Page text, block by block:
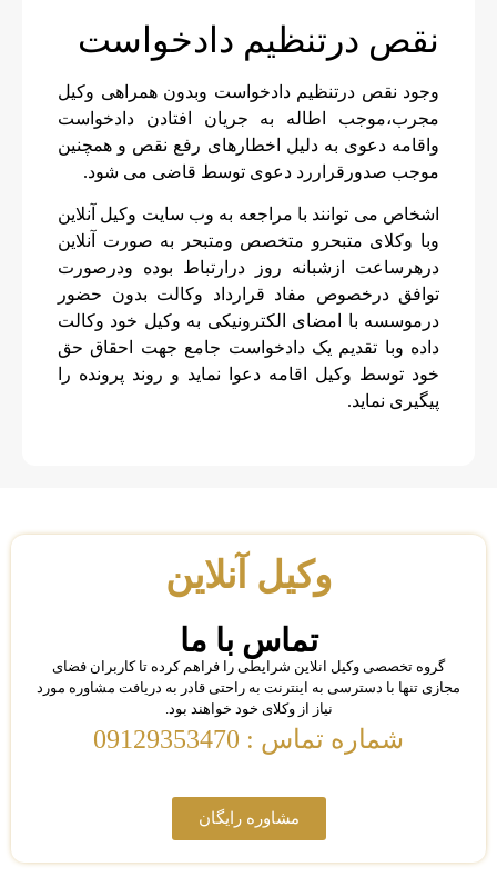
نقص درتنظیم دادخواست
وجود نقص درتنظیم دادخواست وبدون همراهی وکیل
مجرب،موجب اطاله به جریان افتادن دادخواست
واقامه دعوی به دلیل اخطارهای رفع نقص و همچنین
موجب صدورقراررد دعوی توسط قاضی می شود.
اشخاص می توانند با مراجعه به وب سایت وکیل آنلاین
وبا وکلای متبحرو متخصص ومتبحر به صورت آنلاین
درهرساعت ازشبانه روز درارتباط بوده ودرصورت
توافق درخصوص مفاد قرارداد وکالت بدون حضور
درموسسه با امضای الکترونیکی به وکیل خود وکالت
داده وبا تقدیم یک دادخواست جامع جهت احقاق حق
خود توسط وکیل اقامه دعوا نماید و روند پرونده را
پیگیری نماید.
وکیل آنلاین
تماس با ما
گروه تخصصی وکیل انلاین شرایطی را فراهم کرده تا کاربران فضای
مجازی تنها با دسترسی به اینترنت به راحتی قادر به دریافت مشاوره مورد
نیاز از وکلای خود خواهند بود.
شماره تماس : 09129353470
مشاوره رایگان